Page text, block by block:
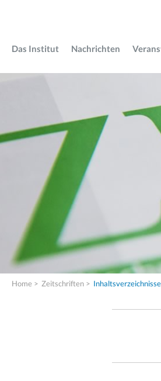
Das Institut Nachrichten
Home > Zeitschriften > Inhaltsverzeichnisse